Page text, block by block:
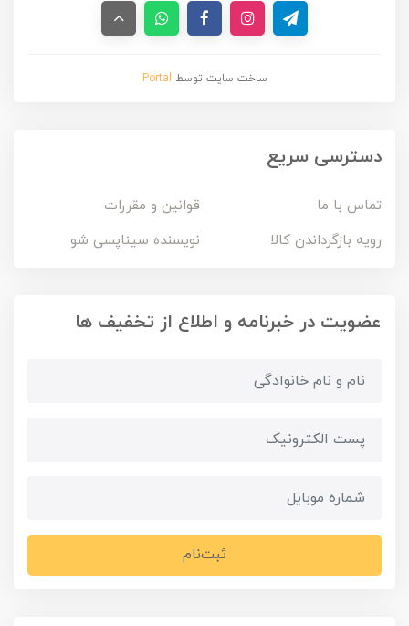
ساخت سایت توسط Portal
دسترسی سریع
تماس با ما
قوانین و مقررات
رویه بازگرداندن کالا
نویسنده سیناپسی شو
عضویت در خبرنامه و اطلاع از تخفیف ها
ثبت‌نام